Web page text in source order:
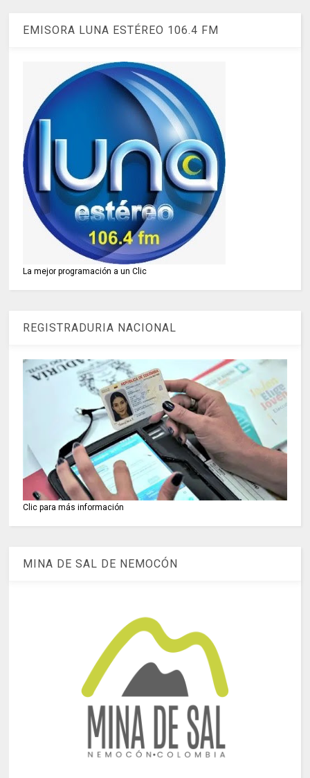
EMISORA LUNA ESTÉREO 106.4 FM
La mejor programación a un Clic
REGISTRADURIA NACIONAL
Clic para más información
MINA DE SAL DE NEMOCÓN